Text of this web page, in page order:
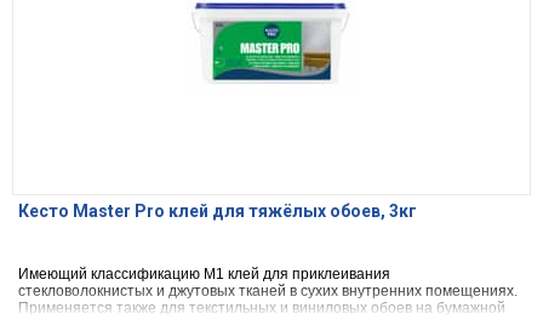
Кесто Master Pro клей для тяжёлых обоев, 3кг
Имеющий классификацию М1 клей для приклеивания
стекловолокнистых и джутовых тканей в сухих внутренних помещениях.
Применяется также для текстильных и виниловых обоев на бумажной